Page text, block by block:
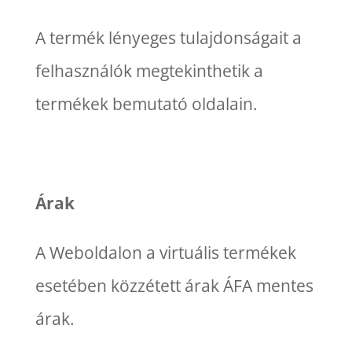
A termék lényeges tulajdonságait a
felhasználók megtekinthetik a
termékek bemutató oldalain.
Árak
A Weboldalon a virtuális termékek
esetében közzétett árak ÁFA mentes
árak.